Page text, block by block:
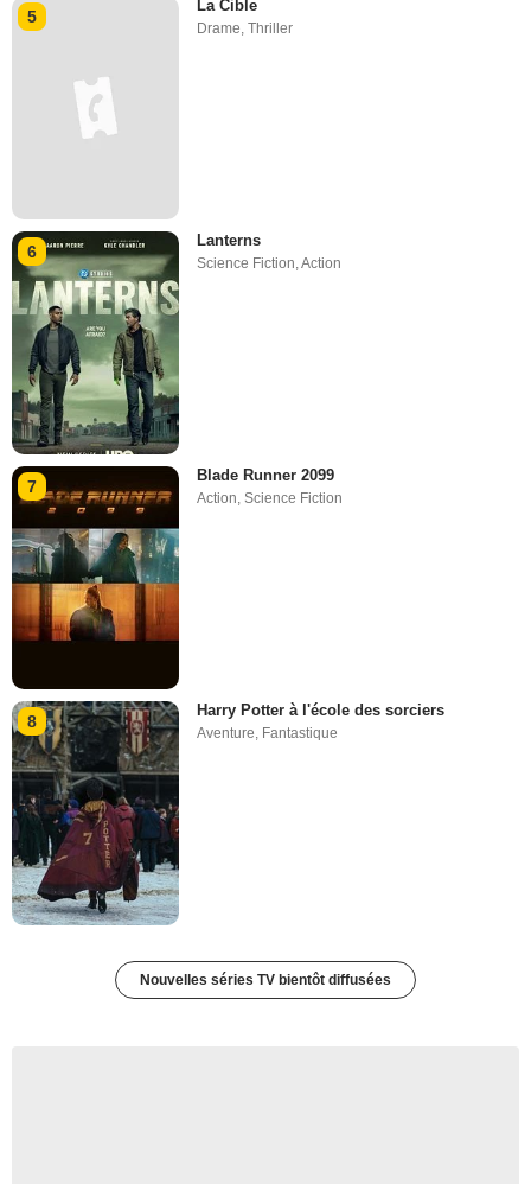
5
La Cible
Drame ,Thriller
6
Lanterns
Science Fiction,Action
7
Blade Runner 2099
Action,Science Fiction
8
Harry Potter à l'école des sorciers
Aventure, Fantastique
Nouvelles séries TV bientôt diffusées